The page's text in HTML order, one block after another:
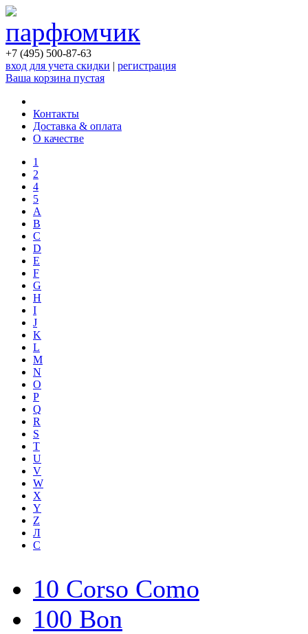
+7 (495) 500-87-63
вход для учета скидки | регистрация
Ваша корзина пустая
Контакты
Доставка & оплата
О качестве
1
2
4
5
A
B
C
D
E
F
G
H
I
J
K
L
M
N
O
P
Q
R
S
T
U
V
W
X
Y
Z
Л
С
10 Corso Como
100 Bon